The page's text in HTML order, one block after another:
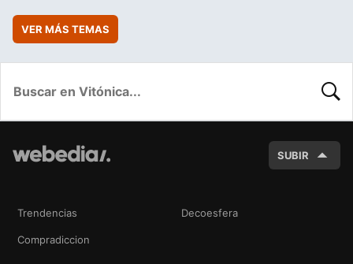
VER MÁS TEMAS
SUBIR
Trendencias Decoesfera
Compradiccion